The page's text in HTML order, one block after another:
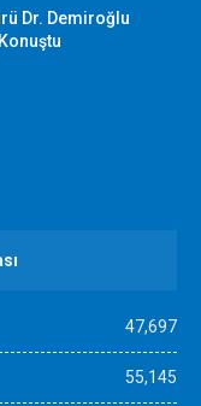
Dr. Demiroğlu
47,697
55,145